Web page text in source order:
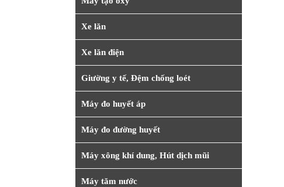
Xe lăn
Xe lăn điện
Giường y tế, Đệm chống loét
Máy đo huyết áp
Máy đo đường huyết
Máy xông khí dung, Hút dịch mũi
Máy tăm nước